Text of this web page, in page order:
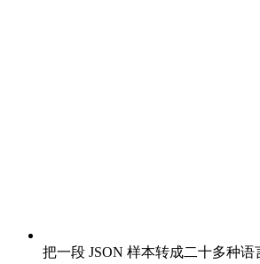
把一段 JSON 样本转成二十多种